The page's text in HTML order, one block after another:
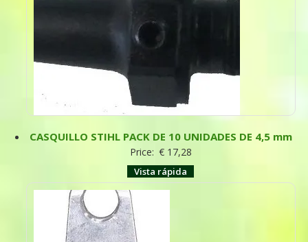
CASQUILLO STIHL PACK DE 10 UNIDADES DE 4,5 mm
Price: €17,28
Vista rápida